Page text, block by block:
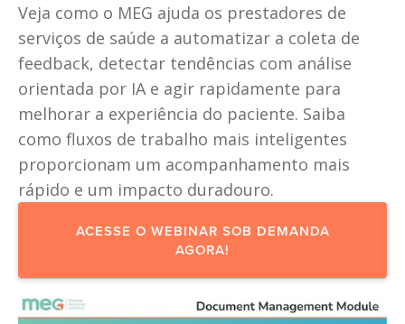
Veja como o MEG ajuda os prestadores de
serviços de saúde a automatizar a coleta de
feedback, detectar tendências com análise
orientada por IA e agir rapidamente para
melhorar a experiência do paciente. Saiba
como fluxos de trabalho mais inteligentes
proporcionam um acompanhamento mais
rápido e um impacto duradouro.
ACESSE O WEBINAR SOB DEMANDA
AGORA!